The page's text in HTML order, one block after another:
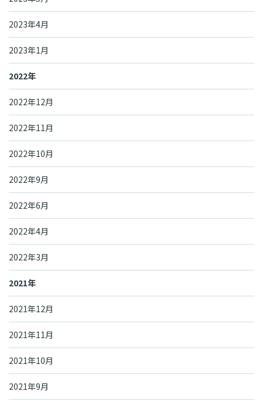
2023年4月
2023年1月
2022年
2022年12月
2022年11月
2022年10月
2022年9月
2022年6月
2022年4月
2022年3月
2021年
2021年12月
2021年11月
2021年10月
2021年9月